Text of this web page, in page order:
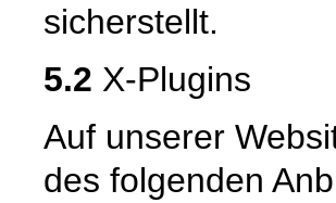
sicherstellt.
5.2 X-Plugins
Auf unserer
des folgenden